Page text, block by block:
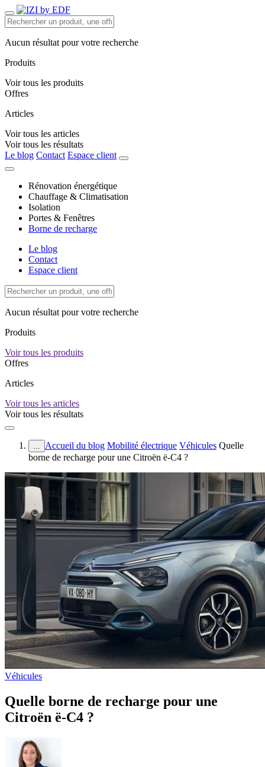
Aucun résultat pour votre recherche
Produits
Voir tous les produits
Offres
Articles
Voir tous les articles
Voir tous les résultats
Le blog Contact Espace client
Rénovation énergétique
Chauffage & Climatisation
Isolation
Portes & Fenêtres
Borne de recharge
Le blog
Contact
Espace client
Aucun résultat pour votre recherche
Produits
Voir tous les produits
Offres
Articles
Voir tous les articles
Voir tous les résultats
... Accueil du blog Mobilité électrique Véhicules Quelle
borne de recharge pour une Citroën ë-C4 ?
Véhicules
Quelle borne de recharge pour une
Citroën ë-C4 ?